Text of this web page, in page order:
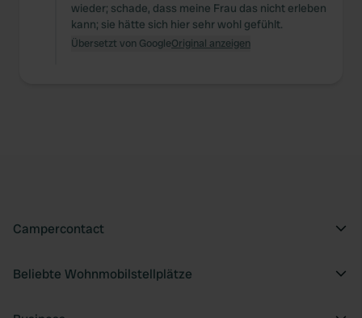
wieder; schade, dass meine Frau das nicht erleben
kann; sie hätte sich hier sehr wohl gefühlt.
Übersetzt von GoogleOriginal anzeigen
Campercontact
Beliebte Wohnmobilstellplätze